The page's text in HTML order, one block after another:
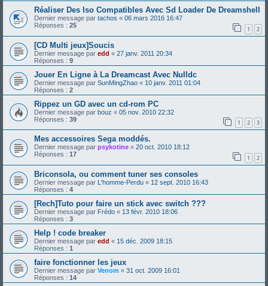
Réaliser Des Iso Compatibles Avec Sd Loader De Dreamshell
Dernier message par tachos « 06 mars 2016 16:47
Réponses : 25 1 2
[CD Multi jeux]Soucis
Dernier message par edd « 27 janv. 2011 20:34
Réponses : 9
Jouer En Ligne à La Dreamcast Avec Nulldc
Dernier message par SunMingZhao « 10 janv. 2011 01:04
Réponses : 2
Rippez un GD avec un cd-rom PC
Dernier message par bouz « 05 nov. 2010 22:32
Réponses : 39 1 2 3
Mes accessoires Sega moddés.
Dernier message par psykotine « 20 oct. 2010 18:12
Réponses : 17 1 2
Briconsola, ou comment tuner ses consoles
Dernier message par L'homme-Perdu « 12 sept. 2010 16:43
Réponses : 4
[Rech]Tuto pour faire un stick avec switch ???
Dernier message par Frédo « 13 févr. 2010 18:06
Réponses : 3
Help ! code breaker
Dernier message par edd « 15 déc. 2009 18:15
Réponses : 1
faire fonctionner les jeux
Dernier message par Venom « 31 oct. 2009 16:01
Réponses : 14